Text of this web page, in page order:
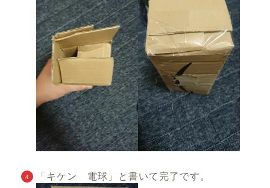
「キケン 電球」と書いて完了です。